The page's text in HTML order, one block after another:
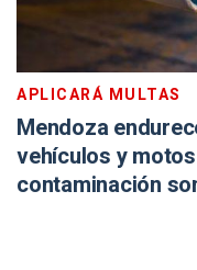
APLICARÁ MULTAS
Mendoza
vehículos y
contaminación